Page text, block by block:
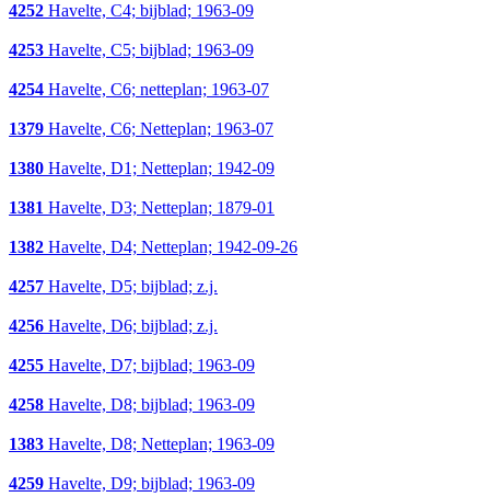
4252 Havelte, C4; bijblad; 1963-09
4253 Havelte, C5; bijblad; 1963-09
4254 Havelte, C6; netteplan; 1963-07
1379 Havelte, C6; Netteplan; 1963-07
1380 Havelte, D1; Netteplan; 1942-09
1381 Havelte, D3; Netteplan; 1879-01
1382 Havelte, D4; Netteplan; 1942-09-26
4257 Havelte, D5; bijblad; z.j.
4256 Havelte, D6; bijblad; z.j.
4255 Havelte, D7; bijblad; 1963-09
4258 Havelte, D8; bijblad; 1963-09
1383 Havelte, D8; Netteplan; 1963-09
4259 Havelte, D9; bijblad; 1963-09